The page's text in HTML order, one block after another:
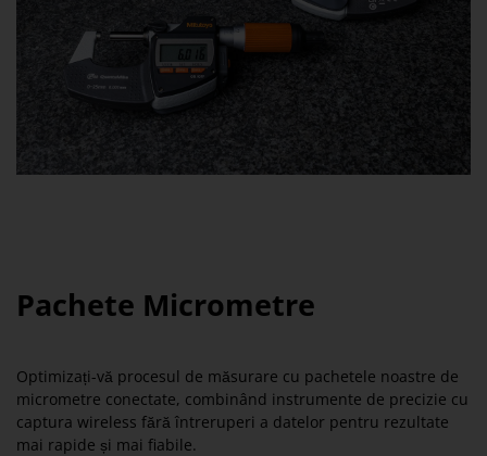
Pachete Micrometre
Optimizați-vă procesul de măsurare cu pachetele noastre de
micrometre conectate, combinând instrumente de precizie cu
captura wireless fără întreruperi a datelor pentru rezultate
mai rapide și mai fiabile.